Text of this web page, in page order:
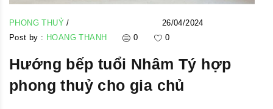
PHONG THUỶ/
26/04/2024
Post by : HOANG THANH 0 0
Hướng bếp tuổi Nhâm Tý hợp
phong thuỷ cho gia chủ